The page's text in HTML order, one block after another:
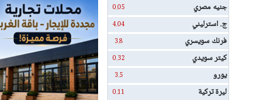
جنيه مصري 0.05
ج. استرليني 4.04
فرنك سويسري 3.8
كيتر سويدي 0.32
يورو 3.5
ليرة تركية 0.11